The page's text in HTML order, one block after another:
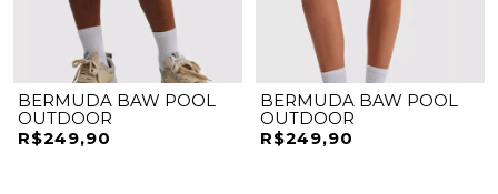
BERMUDA BAW POOL
OUTDOOR
R$249,90
BERMUDA BAW POOL
OUTDOOR
R$249,90